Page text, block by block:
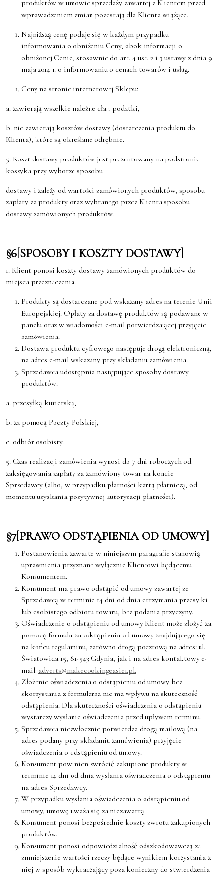
produktów w umowie sprzedaży zawartej z Klientem przed
wprowadzeniem zmian pozostają dla Klienta wiążące.
Najniższą cenę podaje się w każdym przypadku
informowania o obniżeniu Ceny, obok informacji o
obniżonej Cenie, stosownie do art. 4 ust. 2 i 3 ustawy z dnia 9
maja 2014 r. o informowaniu o cenach towarów i usług.
Ceny na stronie internetowej Sklepu:
a. zawierają wszelkie należne cła i podatki,
b. nie zawierają kosztów dostawy (dostarczenia produktu do
Klienta), które są określane odrębnie.
5. Koszt dostawy produktów jest prezentowany na podstronie
koszyka przy wyborze sposobu
dostawy i zależy od wartości zamówionych produktów, sposobu
zapłaty za produkty oraz wybranego przez Klienta sposobu
dostawy zamówionych produktów.
§6[SPOSOBY I KOSZTY DOSTAWY]
1. Klient ponosi koszty dostawy zamówionych produktów do
miejsca przeznaczenia.
Produkty są dostarczane pod wskazany adres na terenie Unii
Europejskiej. Opłaty za dostawę produktów są podawane w
panelu oraz w wiadomości e-mail potwierdzającej przyjęcie
zamówienia.
Dostawa produktu cyfrowego następuje drogą elektroniczną,
na adres e-mail wskazany przy składaniu zamówienia.
Sprzedawca udostępnia następujące sposoby dostawy
produktów:
a. przesyłką kurierską,
b. za pomocą Poczty Polskiej,
c. odbiór osobisty.
5. Czas realizacji zamówienia wynosi do 7 dni roboczych od
zaksięgowania zapłaty za zamówiony towar na koncie
Sprzedawcy (albo, w przypadku płatności kartą płatniczą, od
momentu uzyskania pozytywnej autoryzacji płatności).
§7[PRAWO ODSTĄPIENIA OD UMOWY]
Postanowienia zawarte w niniejszym paragrafie stanowią
uprawnienia przyznane wyłącznie Klientowi będącemu
Konsumentem.
Konsument ma prawo odstąpić od umowy zawartej ze
Sprzedawcą w terminie 14 dni od dnia otrzymania przesyłki
lub osobistego odbioru towaru, bez podania przyczyny.
Oświadczenie o odstąpieniu od umowy Klient może złożyć za
pomocą formularza odstąpienia od umowy znajdującego się
na końcu regulaminu, zarówno drogą pocztową na adres: ul.
Światowida 15, 81-543 Gdynia, jak i na adres kontaktowy e-
mail: adverts@makecookingeasier.pl.
Złożenie oświadczenia o odstąpieniu od umowy bez
skorzystania z formularza nie ma wpływu na skuteczność
odstąpienia. Dla skuteczności oświadczenia o odstąpieniu
wystarczy wysłanie oświadczenia przed upływem terminu.
Sprzedawca niezwłocznie potwierdza drogą mailową (na
adres podany przy składaniu zamówienia) przyjęcie
oświadczenia o odstąpieniu od umowy.
Konsument powinien zwrócić zakupione produkty w
terminie 14 dni od dnia wysłania oświadczenia o odstąpieniu
na adres Sprzedawcy.
W przypadku wysłania oświadczenia o odstąpieniu od
umowy, umowę uważa się za niezawartą.
Konsument ponosi bezpośrednie koszty zwrotu zakupionych
produktów.
Konsument ponosi odpowiedzialność odszkodowawczą za
zmniejszenie wartości rzeczy będące wynikiem korzystania z
niej w sposób wykraczający poza konieczny do stwierdzenia